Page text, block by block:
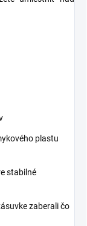
plastu
stabilné
zaberali čo